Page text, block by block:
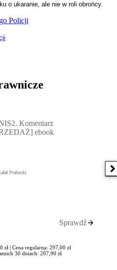
o ukaranie, ale nie w roli obrońcy.
Policji
Komentarz
ebook
Prabucki
Sprawdź
zł | Cena regularna: 297,00 zł
30 dniach: 207,90 zł